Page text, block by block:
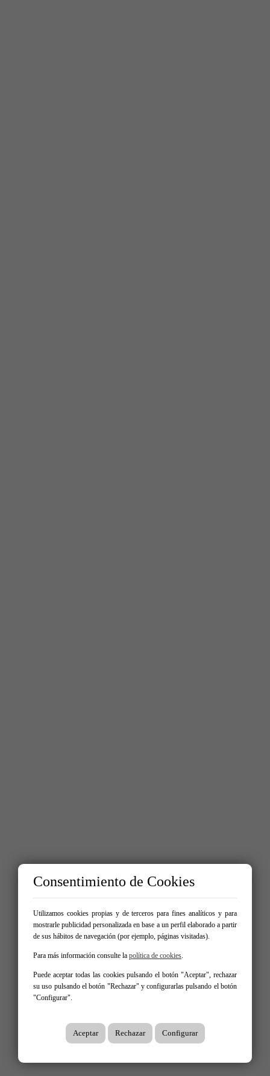
Consentimiento de Cookies
Utilizamos cookies propias y de terceros para fines analíticos y para
mostrarle publicidad personalizada en base a un perfil elaborado a partir
de sus hábitos de navegación (por ejemplo, páginas visitadas).
Para más información consulte la política de cookies.
Puede aceptar todas las cookies pulsando el botón "Aceptar", rechazar
su uso pulsando el botón "Rechazar" y configurarlas pulsando el botón
"Configurar".
Aceptar Rechazar Configurar